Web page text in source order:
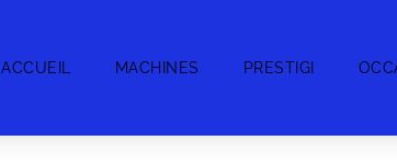
ACCUEIL MACHINES PRESTIGI